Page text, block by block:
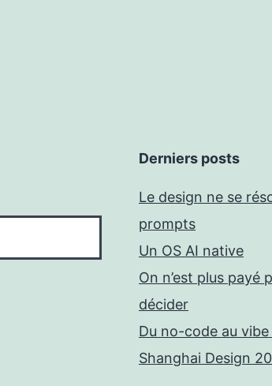
Derniers posts
Le design ne se
prompts
Un OS AI native
On n’est plus payé
décider
Du no-code au
Shanghai Design